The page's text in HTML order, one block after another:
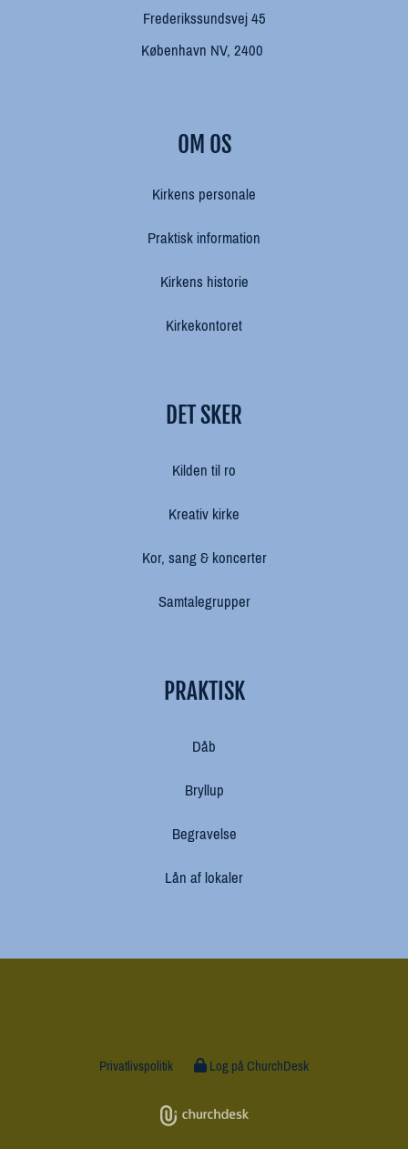
Frederikssundsvej 45
København NV, 2400
OM OS
Kirkens personale
Praktisk information
Kirkens historie
Kirkekontoret
DET SKER
Kilden til ro
Kreativ kirke
Kor, sang & koncerter
Samtalegrupper
PRAKTISK
Dåb
Bryllup
Begravelse
Lån af lokaler
Privatlivspolitik Log på ChurchDesk